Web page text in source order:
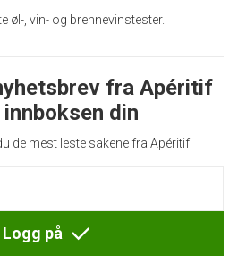
øl-, vin- og brennevinstester.
fra Apéritif
din
de mest leste sakene fra Apéritif
Logg på